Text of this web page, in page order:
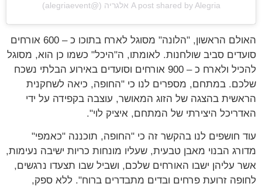
A post shared by Alegria אלגריה (@alegriaevent)
האולם הראשון, "הלונה" מסוגל לארח בתוכו כ – 600 אורחים
סועדים סביב שולחנות. לאומתו, ה"היכל" כשמו כן הוא, מסוגל
להכיל ולארח כ – 900 אורחים וסועדים באירוע הבלתי נשכח
שלכם. במתחם, מספרים לנו כי "החופה, כיאה לשחקנית
הראשית בהצגה של הזוג המאושר, עוצבה בקפידה על ידי
האדריכל היצירתי של המתחם, איציק לוי".
עוד חושפים לנו בהקשר זה כי "החופה, תוכננה "כאמפי"
מדורג הבנוי מאבן טבעית, שעליו מונחות כריות ישיבה נעימות,
אשר עליהן ישבו האורחים שלכם, ושביל שבו תצעדו נרגשים,
לחופה זרועת פרחים ובדים מתבדרים ברוח". ללא ספק,